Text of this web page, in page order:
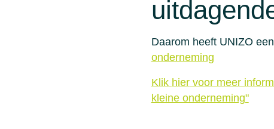
Daarom heeft UNIZO
onderneming
Klik hiervoor meer
kleine onderneming"